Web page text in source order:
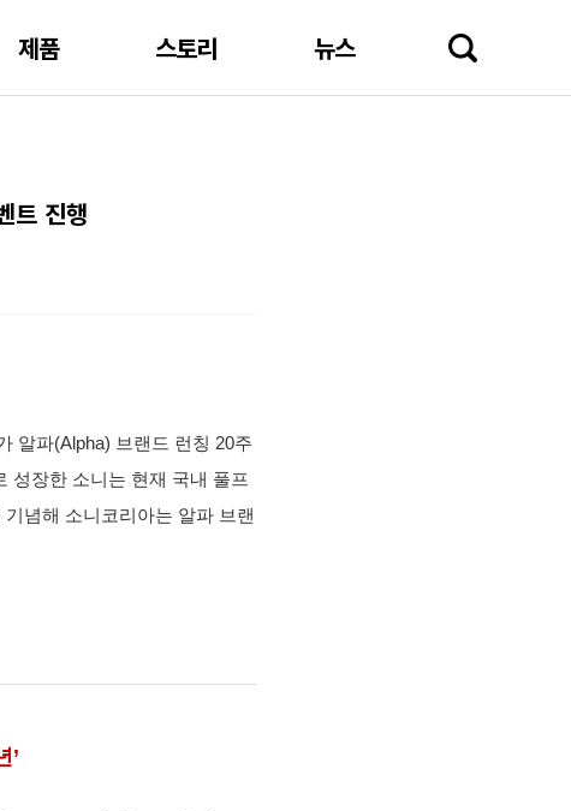
제품 스토리 뉴스
트 진행
알파(Alpha) 브랜드 런칭 20주
성장한 소니는 현재 국내 풀프
념해 소니코리아는 알파 브랜
’